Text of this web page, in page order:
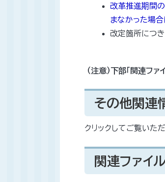
改革推進期間
まなかった場
改定箇所につき
（注意）下部「関連フ
その他関連
クリックしてご覧いただ
関連ファイ